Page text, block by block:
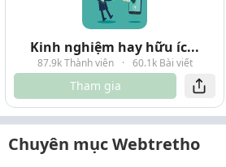
Kinh nghiệm hay hữu íc...
87.9k Thành viên · 60.1k Bài viết
Tham gia
Chuyên mục Webtretho